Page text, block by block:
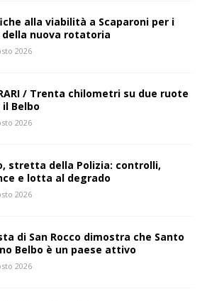
alla viabilità a Scaparoni per i
della nuova rotatoria
2026
/ Trenta chilometri su due ruote
Belbo
2026
stretta della Polizia: controlli,
e lotta al degrado
2026
di San Rocco dimostra che Santo
Belbo è un paese attivo
2026